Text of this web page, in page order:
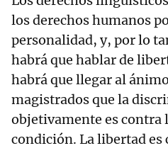
los derechos humanos
personalidad, y, por lo
habrá que hablar de
habrá que llegar al
magistrados que la
objetivamente es contra
condición. La libertad es